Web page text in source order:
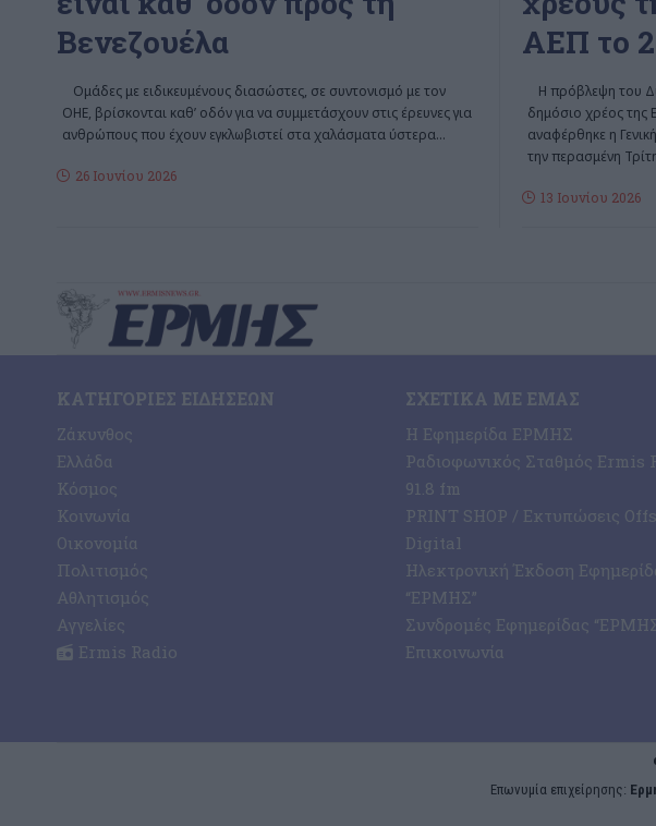
Βενεζουέλα
Ομάδες με ειδικευμένους διασώστες, σε συντονισμό με τον
ΟΗΕ, βρίσκονται καθ’ οδόν για να συμμετάσχουν στις έρευνες για
ανθρώπους που έχουν εγκλωβιστεί στα χαλάσματα ύστερα…
26 Ιουνίου 2026
ΑΕΠ το
Η πρόβλεψη του
δημόσιο χρέος της
αναφέρθηκε η
την περασμένη
13 Ιουνίου 2026
ΚΑΤΗΓΟΡΊΕΣ ΕΙΔΉΣΕΩΝ
Ζάκυνθος
Ελλάδα
Κόσμος
Κοινωνία
Οικονομία
Πολιτισμός
Αθλητισμός
Αγγελίες
Ermis Radio
ΣΧΕΤΙΚΆ ΜΕ ΕΜΆΣ
Η Εφημερίδα ΕΡΜΗΣ
Ραδιοφωνικός Σταθμός Ermis
91.8 fm
PRINT SHOP / Εκτυπώσεις
Digital
Ηλεκτρονική Έκδοση
“ΕΡΜΗΣ”
Συνδρομές Εφημερίδας
Επικοινωνία
Eπωνυμία επιχείρησης: